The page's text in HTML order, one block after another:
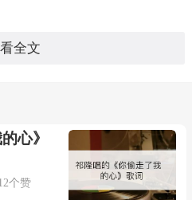
全文
心》
个赞